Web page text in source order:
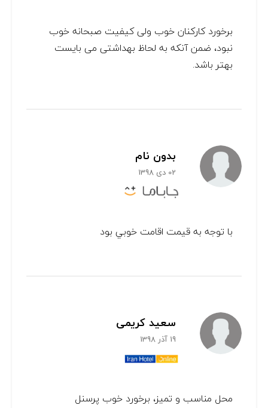
برخورد کارکنان خوب ولی کیفیت صبحانه خوب
نبود، ضمن آنکه به لحاظ بهداشتی می بایست
بهتر باشد.
بدون نام
02 دی 1398
با توجه به قيمت اقامت خوبي بود
سعید کریمی
19 آذر 1398
محل مناسب و تمیز، برخورد خوب پرسنل